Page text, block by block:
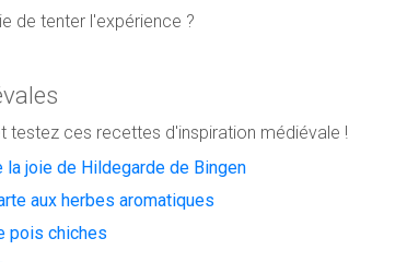
de tenter l'expérience ?
testez ces recettes d'inspiration médiévale !
joie de Hildegarde de Bingen
aux herbes aromatiques
pois chiches